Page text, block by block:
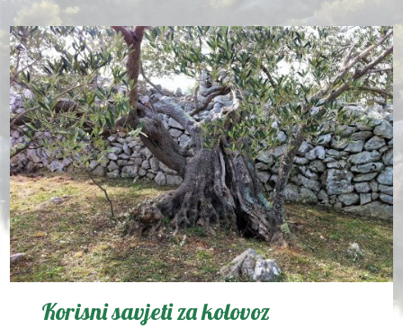
Korisni savjeti za kolovoz